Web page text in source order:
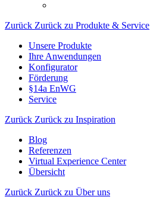
Zurück Zurück zu Produkte & Service
Unsere Produkte
Ihre Anwendungen
Konfigurator
Förderung
§14a EnWG
Service
Zurück Zurück zu Inspiration
Blog
Referenzen
Virtual Experience Center
Übersicht
Zurück Zurück zu Über uns